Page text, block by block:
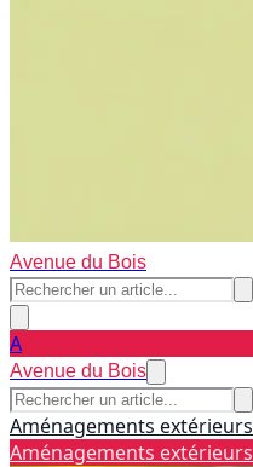
Avenue du Bois
A
Avenue du Bois
Aménagements extérieurs
Aménagements extérieurs